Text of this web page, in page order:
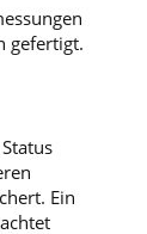
gefertigt.
Ein